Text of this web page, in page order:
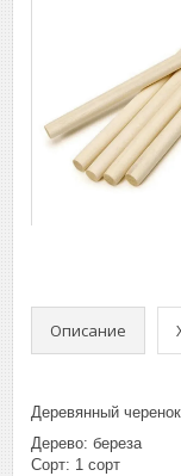
Описание
Деревянный
Дерево: береза
Сорт: 1 сорт